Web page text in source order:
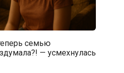
семью
— усмехнулась